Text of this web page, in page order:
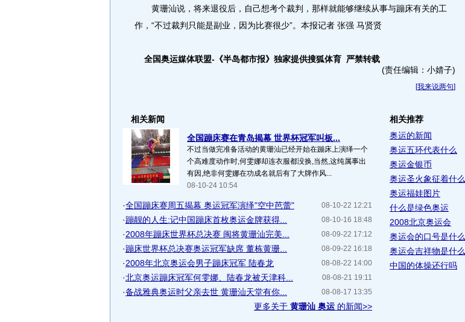
黄珊汕说，将来退役后，自己想考个裁判，那样就能够继续从事与蹦床有关的工
作，“不过裁判只能是副业，因为比赛很少”。本报记者 张强 马贤贤
全国奥运媒体联盟-《半岛都市报》独家提供搜狐体育 严禁转载
(责任编辑：小婧子)
[我来说两句]
相关新闻
全国蹦床赛在青岛揭幕 世界杯冠军叫板...
不过当做完准备活动的黄珊汕已经开始在蹦床上演绎一个
个高难度动作时,何雯娜却连衣服都没换,当然,这纯属事出
有因,绝非何雯娜在功成名就后有了大牌作风...
08-10-24 10:54
08-10-22 12:21
·全国蹦床赛周五揭幕 奥运冠军演绎"空中芭蕾"
08-10-16 18:48
·蹦靓的人生:记中国蹦床首枚奥运金牌获得...
08-09-22 17:12
·2008年蹦床世界杯总决赛 闽将黄珊汕完美...
08-09-22 16:18
·蹦床世界杯总决赛奥运冠军缺席 董栋黄珊...
08-08-22 14:00
·2008年北京奥运会男子蹦床冠军 陆春龙
08-08-21 19:11
·北京奥运蹦床冠军何雯娜、陆春龙被天津科...
08-08-17 13:35
·备战雅典奥运时父亲去世 黄珊汕天堂有你...
更多关于 黄珊汕 奥运 的新闻>>
相关推荐
奥运的新闻
奥运五环代表什么
奥运金银币
奥运圣火象征着什么
奥运福娃图片
什么是绿色奥运
2008北京奥运会
奥运会的口号是什么
奥运会吉祥物是什么
中国的体操还行吗